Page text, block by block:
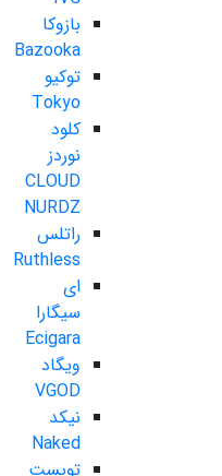
بازوکا
Bazooka
توکیو
Tokyo
کلود
نوردز
CLOUD
NURDZ
راتلس
Ruthless
ای
سیگارا
Ecigara
ویگاد
VGOD
نیکد
Naked
تویست